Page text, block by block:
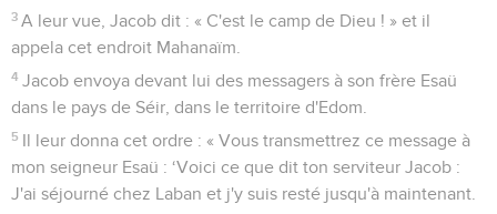
3 A leur vue, Jacob dit : « C'est le camp de Dieu ! » et il
appela cet endroit Mahanaïm.
4 Jacob envoya devant lui des messagers à son frère Esaü
dans le pays de Séir, dans le territoire d'Edom.
5 Il leur donna cet ordre : « Vous transmettrez ce message à
mon seigneur Esaü : ‘Voici ce que dit ton serviteur Jacob :
J'ai séjourné chez Laban et j'y suis resté jusqu'à maintenant.